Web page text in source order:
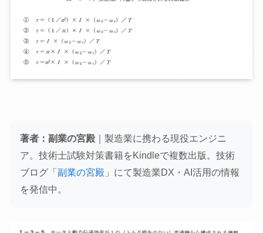
著者：副業の宮殿｜製造業に携わる現役エンジニ
ア。技術士試験対策書籍をKindleで複数出版。技術
ブログ「副業の宮殿 」にて製造業DX・AI活用の情報
を発信中。